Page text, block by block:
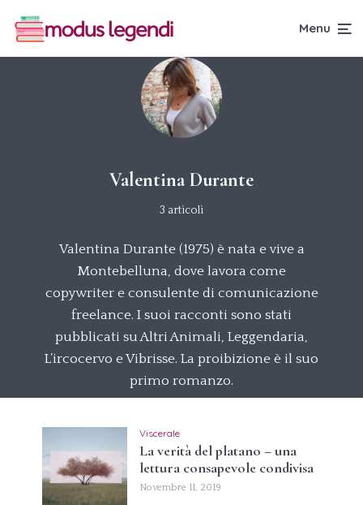
Menu
Valentina Durante
3 articoli
Valentina Durante (1975) è nata e vive a
Montebelluna, dove lavora come
copywriter e consulente di comunicazione
freelance. I suoi racconti sono stati
pubblicati su Altri Animali, Leggendaria,
L’ircocervo e Vibrisse. La proibizione è il suo
primo romanzo.
Viscerale
La verità del platano – una
lettura consapevole condivisa
Novembre 11, 2019